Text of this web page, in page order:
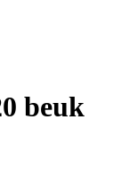
beuk